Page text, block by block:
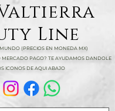
Valtierra
Line
(PRECIOS EN MONEDA MX)
PAGO? TE AYUDAMOS DANDOLE
ICONOS DE AQUI ABAJO